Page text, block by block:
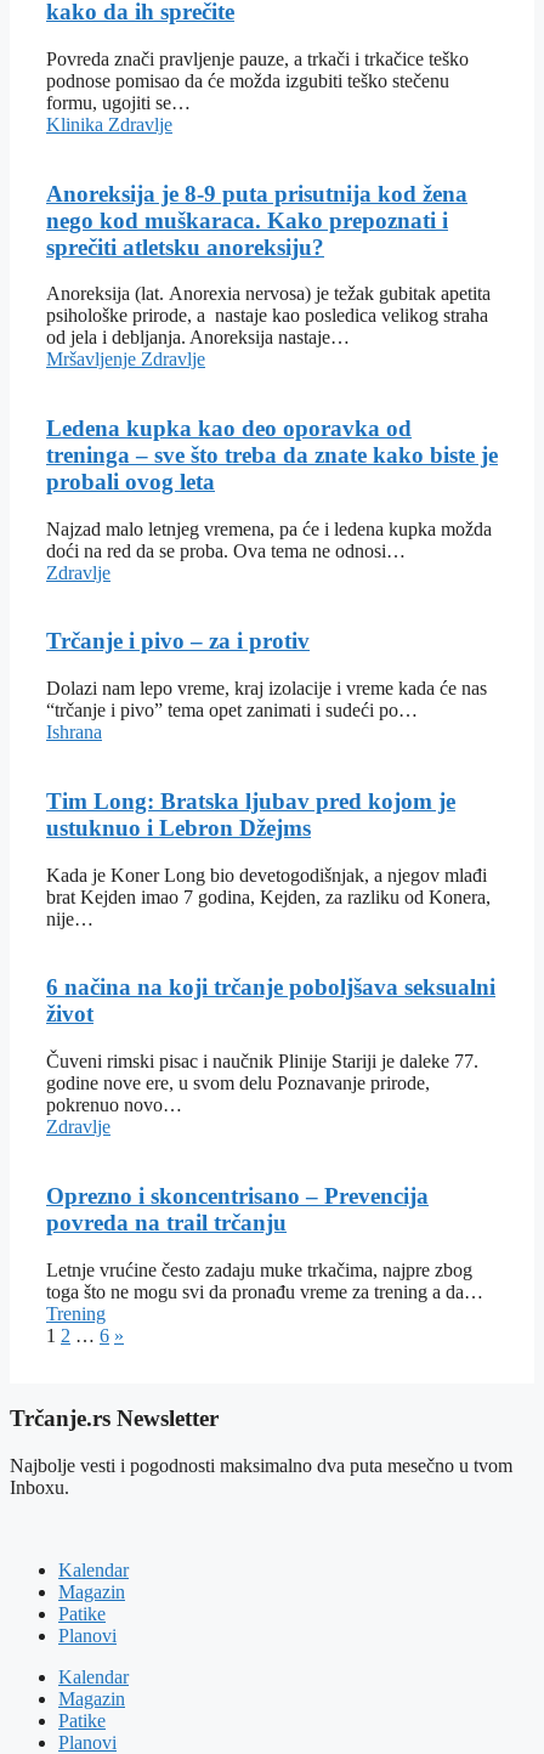
kako da ih sprečite
Povreda znači pravljenje pauze, a trkači i trkačice teško
podnose pomisao da će možda izgubiti teško stečenu
formu, ugojiti se…
Klinika Zdravlje
Anoreksija je 8-9 puta prisutnija kod žena
nego kod muškaraca. Kako prepoznati i
sprečiti atletsku anoreksiju?
Anoreksija (lat. Anorexia nervosa) je težak gubitak apetita
psihološke prirode, a nastaje kao posledica velikog straha
od jela i debljanja. Anoreksija nastaje…
Mršavljenje Zdravlje
Ledena kupka kao deo oporavka od
treninga – sve što treba da znate kako biste je
probali ovog leta
Najzad malo letnjeg vremena, pa će i ledena kupka možda
doći na red da se proba. Ova tema ne odnosi…
Zdravlje
Trčanje i pivo – za i protiv
Dolazi nam lepo vreme, kraj izolacije i vreme kada će nas
“trčanje i pivo” tema opet zanimati i sudeći po…
Ishrana
Tim Long: Bratska ljubav pred kojom je
ustuknuo i Lebron Džejms
Kada je Koner Long bio devetogodišnjak, a njegov mlađi
brat Kejden imao 7 godina, Kejden, za razliku od Konera,
nije…
6 načina na koji trčanje poboljšava seksualni
život
Čuveni rimski pisac i naučnik Plinije Stariji je daleke 77.
godine nove ere, u svom delu Poznavanje prirode,
pokrenuo novo…
Zdravlje
Oprezno i skoncentrisano – Prevencija
povreda na trail trčanju
Letnje vrućine često zadaju muke trkačima, najpre zbog
toga što ne mogu svi da pronađu vreme za trening a da…
Trening
1 2 … 6 »
Trčanje.rs Newsletter
Najbolje vesti i pogodnosti maksimalno dva puta mesečno u tvom
Inboxu.
Kalendar
Magazin
Patike
Planovi
Kalendar
Magazin
Patike
Planovi